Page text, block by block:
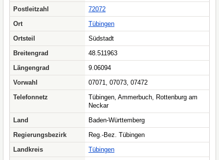
Postleitzahl
72072
Ort
Tübingen
Ortsteil
Südstadt
Breitengrad
48.511963
Längengrad
9.06094
Vorwahl
07071, 07073, 07472
Telefonnetz
Tübingen, Ammerbuch, Rottenburg am
Neckar
Land
Baden-Württemberg
Regierungsbezirk
Reg.-Bez. Tübingen
Landkreis
Tübingen